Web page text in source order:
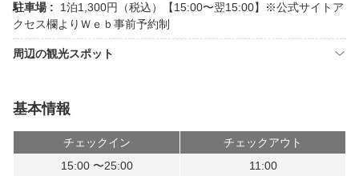
駐車場 :
1泊1,300円（税込）【15:00〜翌15:00】※公式サイトア
クセス欄よりＷｅｂ事前予約制
周辺の観光スポット
基本情報
チェックイン
チェックアウト
15:00 〜25:00
11:00